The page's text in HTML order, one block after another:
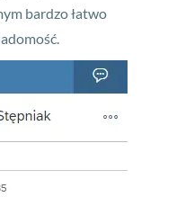
bardzo łatwo